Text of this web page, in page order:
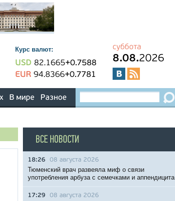
Курс валют:
USD 82.1665+0.7588
EUR 94.8366+0.7781
суббота
8.08.2026
В мире Разное
ВСЕ НОВОСТИ
18:26 08 августа 2026
Тюменский врач развеяла миф о связи
употребления арбуза с семечками и аппендицита
17:29 08 августа 2026